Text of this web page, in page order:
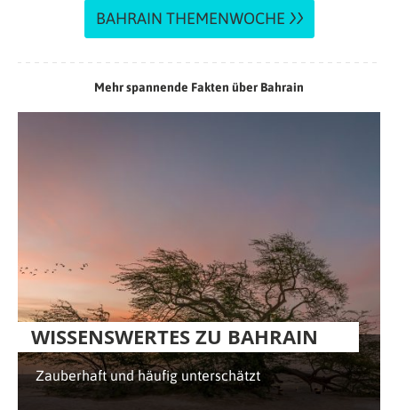
BAHRAIN THEMENWOCHE
Mehr spannende Fakten über Bahrain
WISSENSWERTES ZU BAHRAIN
Zauberhaft und häufig unterschätzt